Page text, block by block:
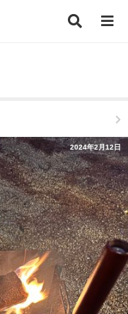
2024年2月12日